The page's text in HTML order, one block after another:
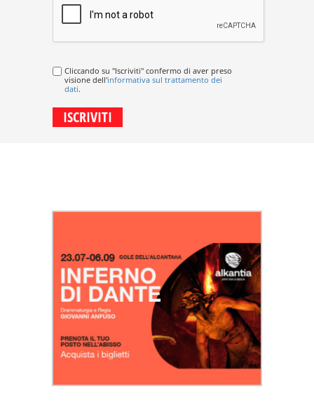
Cliccando su "Iscriviti" confermo di aver preso
visione dell'informativa sul trattamento dei
dati.